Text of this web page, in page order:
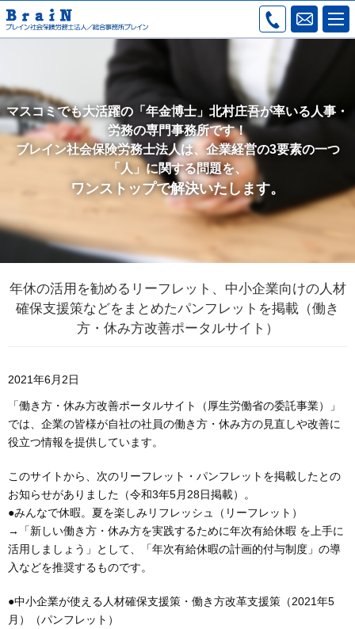
マスコミでも大活躍の「年金博士」北村庄吾が率いる人事・
労務の専門事務所です！
ブレイン社会保険労務士法人は、企業経営の3要素の一つ
「人」に関する問題を、
ワンストップで解決いたします。
年休の活用を勧めるリーフレット、中小企業向けの人材
確保支援策などをまとめたパンフレットを掲載（働き
方・休み方改善ポータルサイト）
2021年6月2日
「働き方・休み方改善ポータルサイト（厚生労働省の委託事業）」
では、企業の皆様が自社の社員の働き方・休み方の見直しや改善に
役立つ情報を提供しています。
このサイトから、次のリーフレット・パンフレットを掲載したとの
お知らせがありました（令和3年5月28日掲載）。
●みんなで休暇。夏を楽しみリフレッシュ（リーフレット）
→「新しい働き方・休み方を実践するために年次有給休暇 を上手に
活用しましょう」として、「年次有給休暇の計画的付与制度」の導
入などを推奨するものです。
●中小企業が使える人材確保支援策・働き方改革支援策（2021年5
月）（パンフレット）